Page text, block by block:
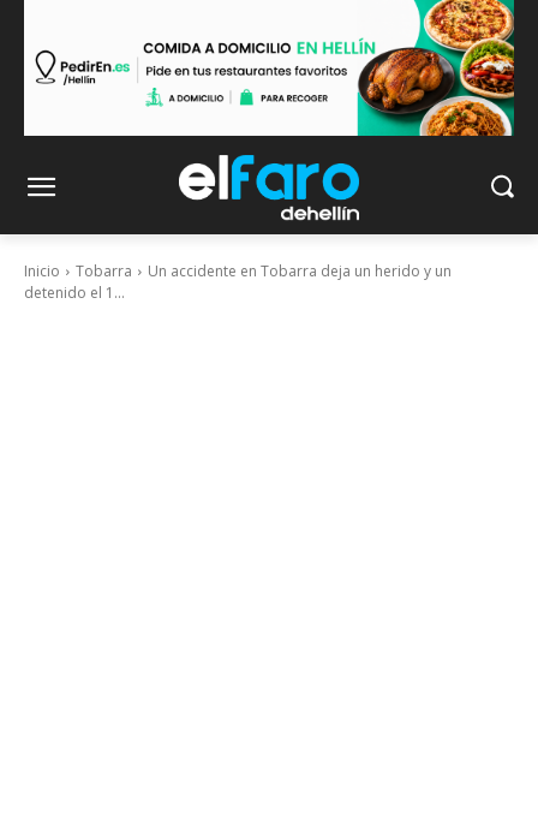
Inicio Tobarra
Un accidente en Tobarra deja un herido y un
detenido el 1...